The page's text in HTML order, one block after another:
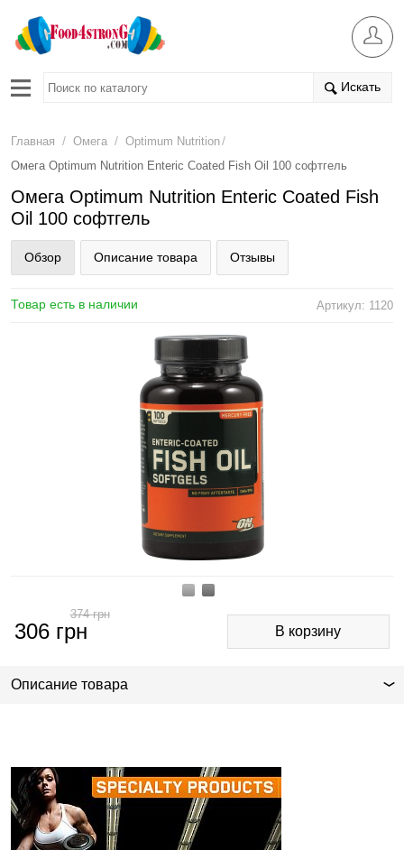
Искать
Главная / Омега / Optimum Nutrition/
Омега Optimum Nutrition Enteric Coated Fish Oil 100 софтгель
Омега Optimum Nutrition Enteric Coated Fish
Oil 100 софтгель
Обзор Описание товара Отзывы
Товар есть в наличии Артикул: 1120
306 грн
374грн
Описание товара